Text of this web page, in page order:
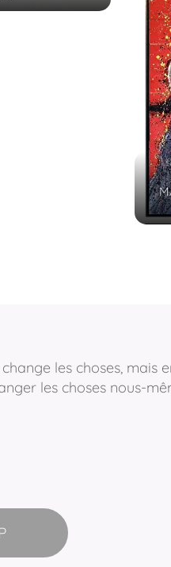
les choses, mais
les choses nous-